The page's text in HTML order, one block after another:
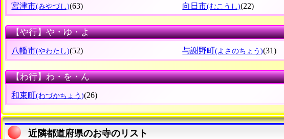
宮津市(みやづし)(63) 向日市(むこうし)(22)
【や行】や・ゆ・よ
八幡市(やわたし)(52) 与謝野町(よさのちょう)
【わ行】わ・を・ん
和束町(わづかちょう)(26)
近隣都道府県のお寺のリスト